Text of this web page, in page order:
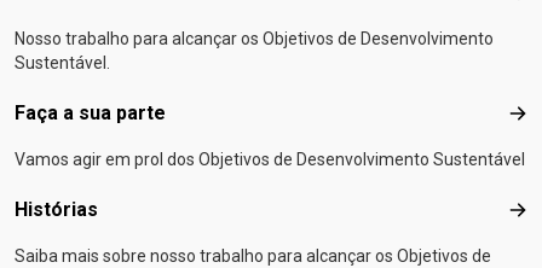
Nosso trabalho para alcançar os Objetivos de Desenvolvimento
Sustentável.
Faça a sua parte
Vamos agir em prol dos Objetivos de Desenvolvimento Sustentável
Histórias
Saiba mais sobre nosso trabalho para alcançar os Objetivos de